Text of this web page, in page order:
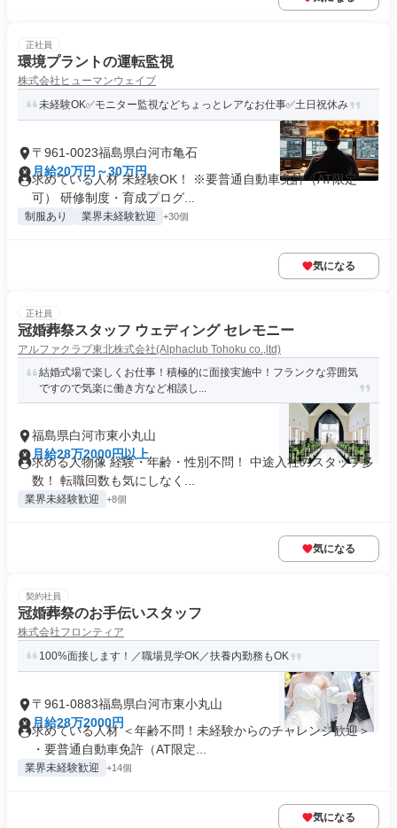
正社員
環境プラントの運転監視
株式会社ヒューマンウェイブ
未経験OK✅モニター監視などちょっとレアなお仕事✅土日祝休み
〒961-0023福島県白河市亀石
月給20万円～30万円
求めている人材 未経験OK！ ※要普通自動車免許（AT限定
可） 研修制度・育成プログ...
制服あり 業界未経験歓迎 +30個
気になる
正社員
冠婚葬祭スタッフ ウェディング セレモニー
アルファクラブ東北株式会社(Alphaclub Tohoku co.,ltd)
結婚式場で楽しくお仕事！積極的に面接実施中！フランクな雰囲気
ですので気楽に働き方など相談し...
福島県白河市東小丸山
月給28万2000円以上
求める人物像 経験・年齢・性別不問！ 中途入社のスタッフ多
数！ 転職回数も気にしなく...
業界未経験歓迎 +8個
気になる
契約社員
冠婚葬祭のお手伝いスタッフ
株式会社フロンティア
100%面接します！／職場見学OK／扶養内勤務もOK
〒961-0883福島県白河市東小丸山
月給28万2000円
求めている人材 ＜年齢不問！未経験からのチャレンジ歓迎＞
・要普通自動車免許（AT限定...
業界未経験歓迎 +14個
気になる